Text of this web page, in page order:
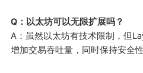
Q：以太坊可以无限扩展吗？
A：虽然以太坊有技术限制，但
增加交易吞吐量，同时保持安全性